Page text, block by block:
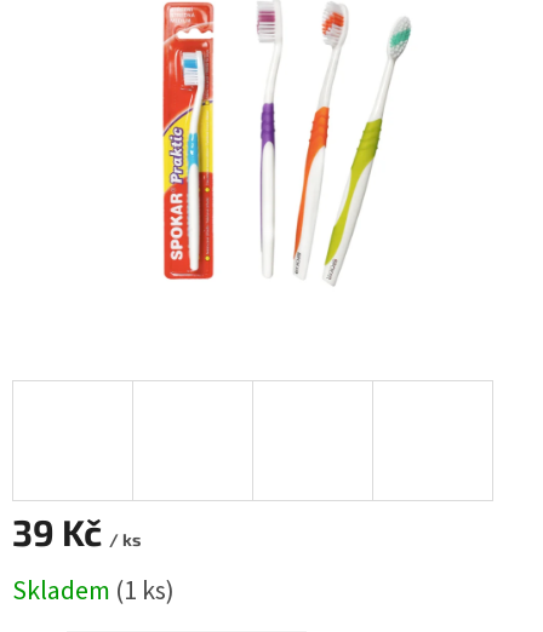
z
5
hvězdiček.
39 Kč / ks
cena:
Skladem (1 ks)